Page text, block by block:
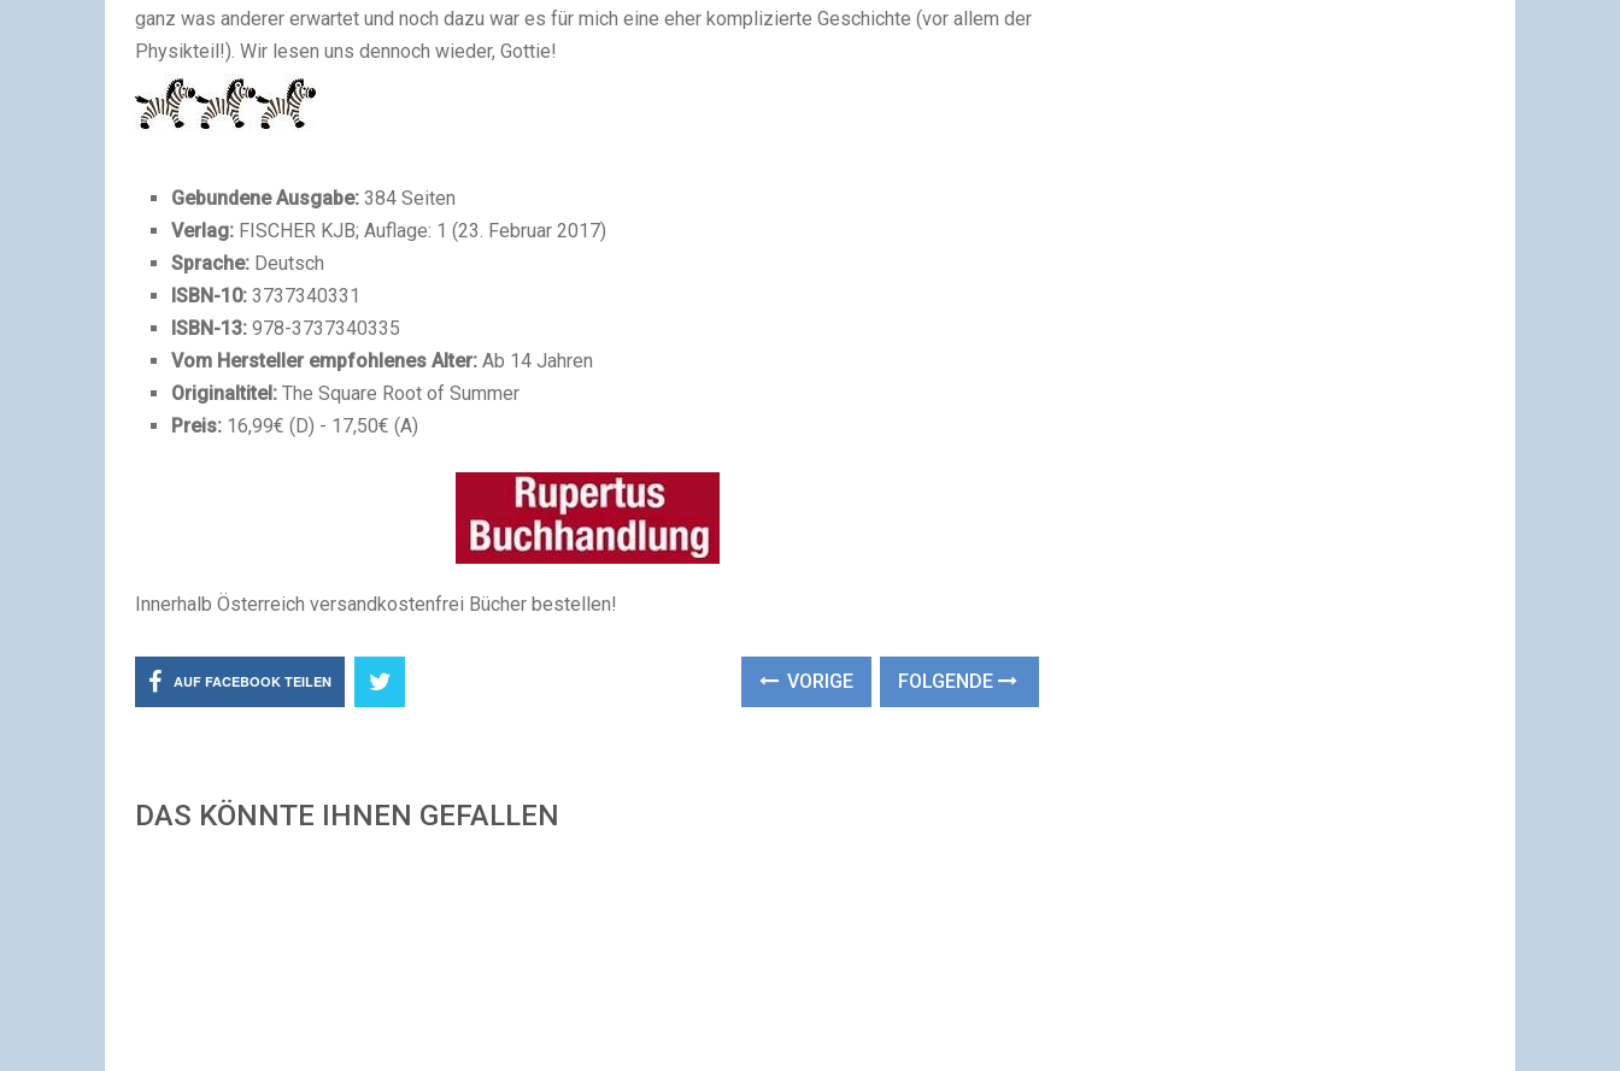
ganz was anderer erwartet und noch dazu war es für mich eine eher komplizierte Geschichte (vor allem der
Physikteil!). Wir lesen uns dennoch wieder, Gottie!
Gebundene Ausgabe: 384 Seiten
Verlag: FISCHER KJB; Auflage: 1 (23. Februar 2017)
Sprache: Deutsch
ISBN-10: 3737340331
ISBN-13: 978-3737340335
Vom Hersteller empfohlenes Alter: Ab 14 Jahren
Originaltitel: The Square Root of Summer
Preis: 16,99€ (D) - 17,50€ (A)
Innerhalb Österreich versandkostenfrei Bücher bestellen!
AUF FACEBOOK TEILEN VORIGE FOLGENDE
DAS KÖNNTE IHNEN GEFALLEN